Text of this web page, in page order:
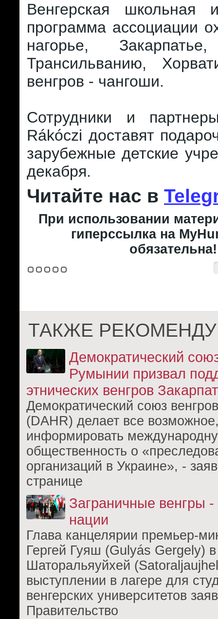
Венгерская школьная
программа ассоциации
нагорье,
Трансильванию,
венгров - чангоши.
Сотрудники и
Rákóczi доставят
зарубежные детские
декабря.
Читайте нас в
При использовании
гиперссылка на
обязательна!
ТАКЖЕ
Демократический
Румынии призвал
этнических венгров
Демократический союз
(DAHR) делает все
информировать
общественность о
организаций в Украине», -
странице
Заграничные венгры -
нации
Глава канцелярии премьер-
Гергей Гуяш (Gulyás Gergely) в
Шаторальяуйхей
выступлении в лагере для
венгерских университетов
Правительство